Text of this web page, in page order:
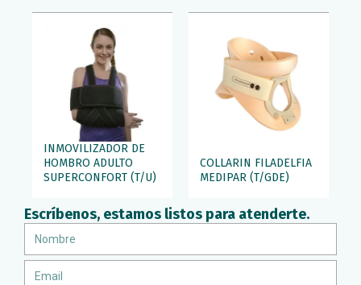
Escríbenos, estamos listos para atenderte.
INMOVILIZADOR DE
HOMBRO ADULTO
SUPERCONFORT (T/U)
COLLARIN FILADELFIA
MEDIPAR (T/GDE)